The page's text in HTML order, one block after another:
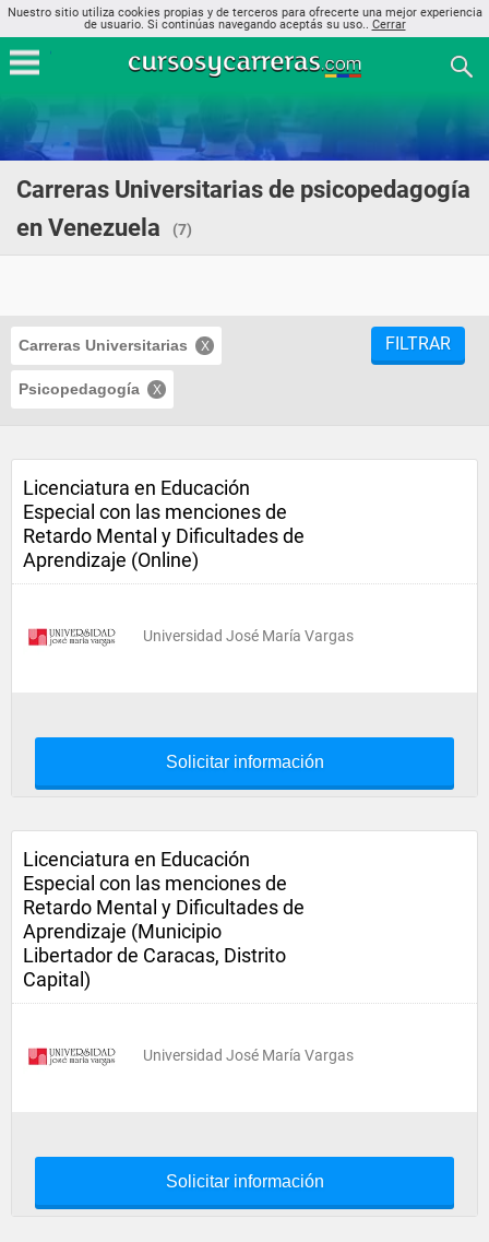
Nuestro sitio utiliza cookies propias y de terceros para ofrecerte una mejor experiencia
de usuario. Si continúas navegando aceptás su uso.. Cerrar
Carreras Universitarias de psicopedagogía
en Venezuela
(7)
Carreras Universitarias
Psicopedagogía
FILTRAR
Licenciatura en Educación
Especial con las menciones de
Retardo Mental y Dificultades de
Aprendizaje (Online)
Universidad José María Vargas
Solicitar información
Licenciatura en Educación
Especial con las menciones de
Retardo Mental y Dificultades de
Aprendizaje (Municipio
Libertador de Caracas, Distrito
Capital)
Universidad José María Vargas
Solicitar información